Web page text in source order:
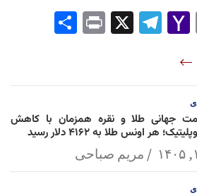
Co
Lin
k
Yah
l
Tel
Pri
جهانی طلا و نقره همزمان با کاهش
هر اونس طلا به ۴۱۶۲ دلار رسید
مریم صباحی